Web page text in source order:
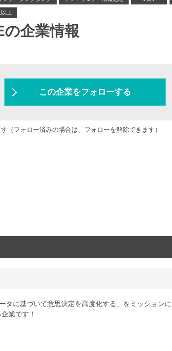
上
の企業情報
この企業をフォローする
（フォロー済みの場合は、フォローを解除できます）
タに基づいて意思決定を高度化する」をミッション
業です！